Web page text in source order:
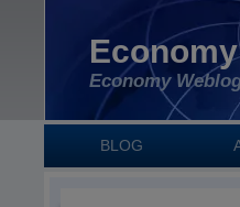
Economy
BLOG